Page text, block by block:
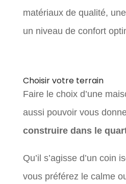
matériaux de qualité,
un niveau de confort
Choisir votre terrain
Faire le choix d’une
aussi pouvoir vous
construire dans le
Qu’il s’agisse d’un coin
vous préférez le calme